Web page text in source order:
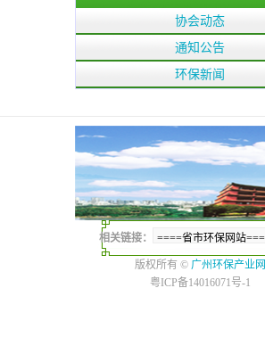
协会动态
通知公告
环保新闻
相关链接：
版权所有 © 广州环保产业网
粤ICP备14016071号-1